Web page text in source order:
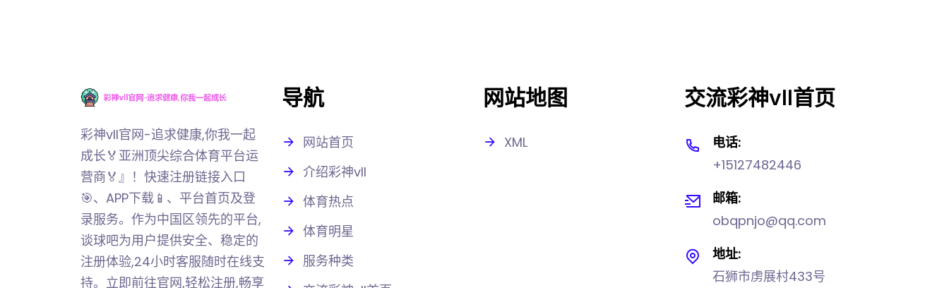
彩神vll官网-追求健康,你我一起
成长🏅亚洲顶尖综合体育平台运
营商🏅』！快速注册链接入口
🎯、APP下载📱、平台首页及登
录服务。作为中国区领先的平台,
谈球吧为用户提供安全、稳定的
注册体验,24小时客服随时在线支
持。立即前往官网,轻松注册,畅享
导航
网站首页
介绍彩神vll
体育热点
体育明星
服务种类
网站地图
XML
交流彩神vll首页
电话:
+15127482446
邮箱:
obqpnjo@qq.com
地址:
石狮市虏展村433号